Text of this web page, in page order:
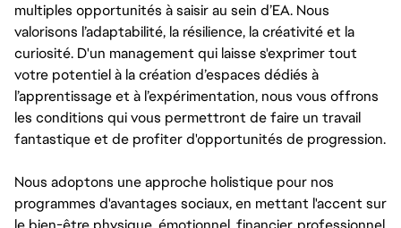
multiples opportunités à saisir au sein d’EA. Nous
valorisons l’adaptabilité, la résilience, la créativité et la
curiosité. D'un management qui laisse s'exprimer tout
votre potentiel à la création d’espaces dédiés à
l’apprentissage et à l’expérimentation, nous vous offrons
les conditions qui vous permettront de faire un travail
fantastique et de profiter d'opportunités de progression.
Nous adoptons une approche holistique pour nos
programmes d'avantages sociaux, en mettant l'accent sur